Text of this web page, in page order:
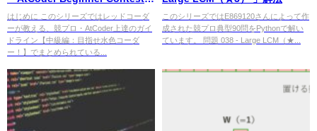
106 B - 105」解法
はじめに このシリーズではレッドコーダ
ーが教える、競プロ・AtCoder上達のガイ
ドライン【中級編：目指せ水色コーダ
ー！】でまとめられている...
このシリーズではE869120さんによって作
成された競プロ典型90問をPythonで解い
ています。 問題 038 - Large LCM（★...